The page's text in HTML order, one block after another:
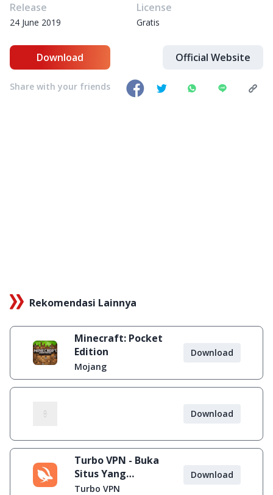
Release
24 June 2019
License
Gratis
Download Official Website
Share with your friends
Rekomendasi Lainnya
Minecraft: Pocket
Edition
Mojang
Download
Download
Turbo VPN - Buka
Situs Yang
Diblokir
Turbo VPN
Download